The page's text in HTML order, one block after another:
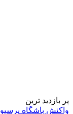
پر بازدید ترین
واکنش باشگاه